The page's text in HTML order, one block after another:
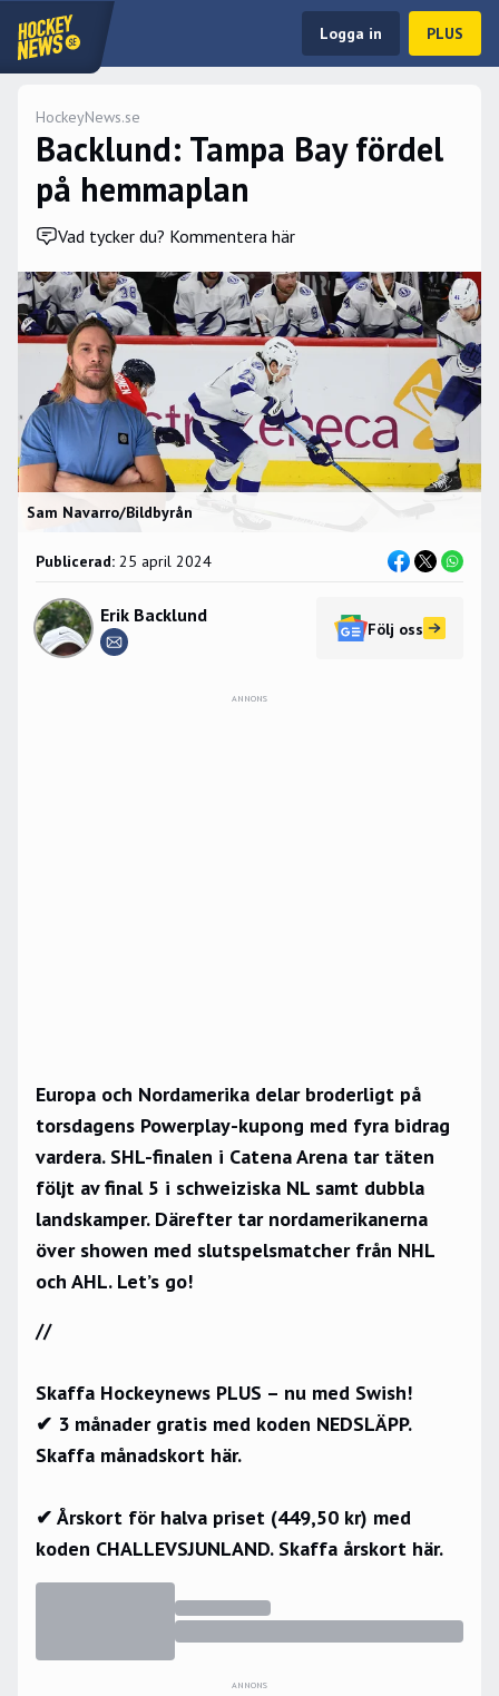
Logga in PLUS
HockeyNews.se
Backlund: Tampa Bay fördel
på hemmaplan
Vad tycker du? Kommentera här
Sam Navarro/Bildbyrån
Publicerad: 25 april 2024
Erik Backlund
Följ oss
ANNONS
Europa och Nordamerika delar broderligt på
torsdagens Powerplay-kupong med fyra bidrag
vardera. SHL-finalen i Catena Arena tar täten
följt av final 5 i schweiziska NL samt dubbla
landskamper. Därefter tar nordamerikanerna
över showen med slutspelsmatcher från NHL
och AHL. Let’s go!
//
Skaffa Hockeynews PLUS – nu med Swish!
✔ 3 månader gratis med koden NEDSLÄPP.
Skaffa månadskort här.
✔ Årskort för halva priset (449,50 kr) med
koden CHALLEVSJUNLAND. Skaffa årskort här.
ANNONS